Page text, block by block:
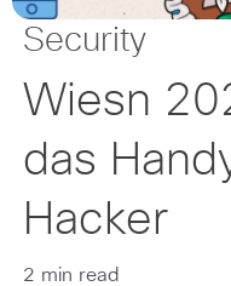
Security
Wiesn
das
Hacker
2 min read